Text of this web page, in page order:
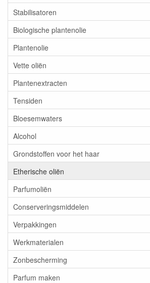
Stabilisatoren
Biologische plantenolie
Plantenolie
Vette oliën
Plantenextracten
Tensiden
Bloesemwaters
Alcohol
Grondstoffen voor het haar
Etherische oliën
Parfumoliën
Conserveringsmiddelen
Verpakkingen
Werkmaterialen
Zonbescherming
Parfum maken